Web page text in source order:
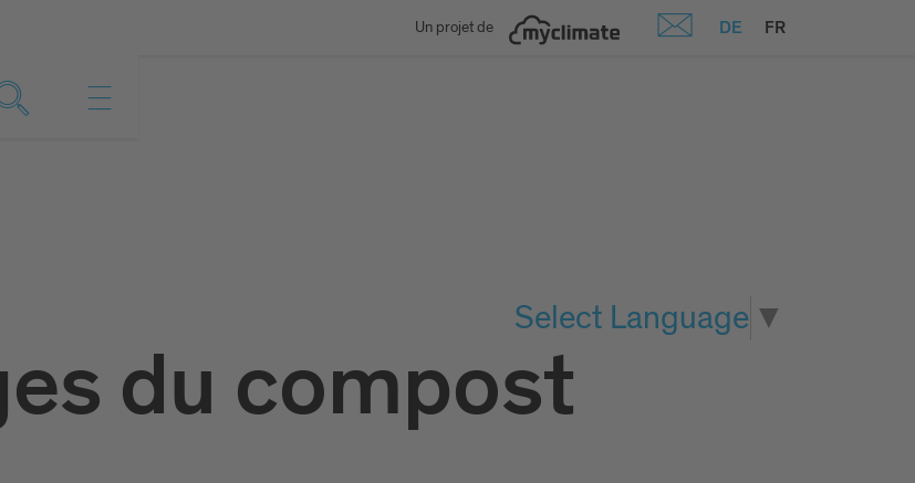
Un projet de DE FR
Select Language ▼
du compost